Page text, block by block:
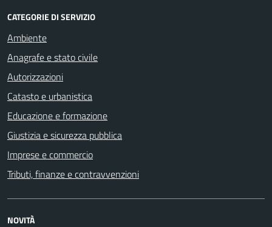
CATEGORIE DI SERVIZIO
Ambiente
Anagrafe e stato civile
Autorizzazioni
Catasto e urbanistica
Educazione e formazione
Giustizia e sicurezza pubblica
Imprese e commercio
Tributi, finanze e contravvenzioni
NOVITÀ